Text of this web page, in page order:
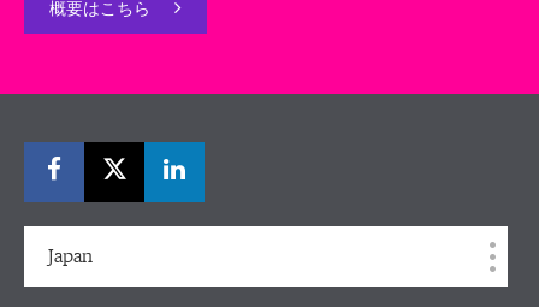
概要はこちら
Japan